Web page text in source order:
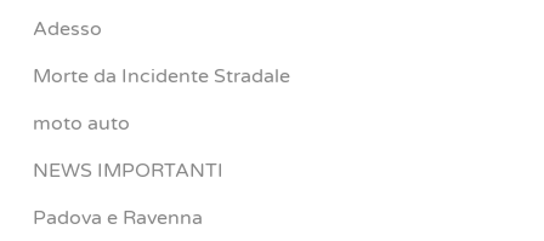
Adesso
Morte da Incidente Stradale
moto auto
NEWS IMPORTANTI
Padova e Ravenna